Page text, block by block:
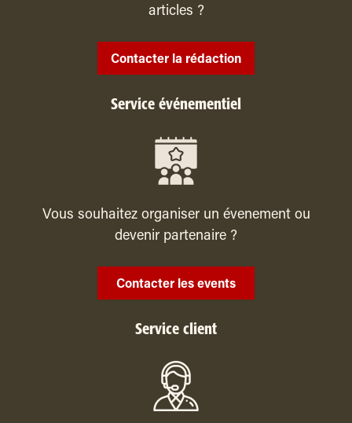
articles ?
Contacter la rédaction
Service événementiel
Vous souhaitez organiser un évenement ou
devenir partenaire ?
Contacter les events
Service client